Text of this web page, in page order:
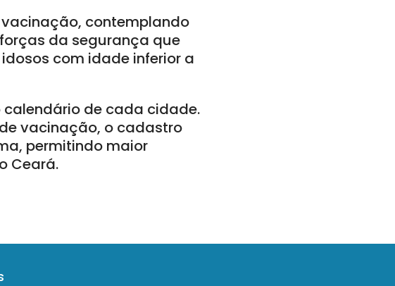
vacinação, contemplando
da segurança que
com idade inferior a
de cada cidade.
vacinação, o cadastro
permitindo maior
Ceará.